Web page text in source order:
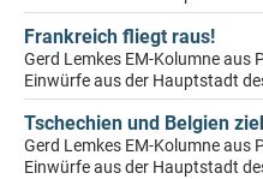
Frankreich fliegt raus!
Gerd Lemkes EM-Kolumne aus
Einwürfe aus der Hauptstadt
Tschechien und Belgien
Gerd Lemkes EM-Kolumne aus
Einwürfe aus der Hauptstadt